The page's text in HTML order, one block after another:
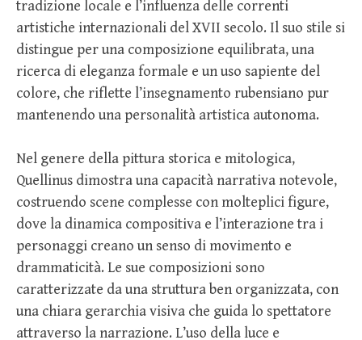
tradizione locale e l’influenza delle correnti
artistiche internazionali del XVII secolo. Il suo stile si
distingue per una composizione equilibrata, una
ricerca di eleganza formale e un uso sapiente del
colore, che riflette l’insegnamento rubensiano pur
mantenendo una personalità artistica autonoma.
Nel genere della pittura storica e mitologica,
Quellinus dimostra una capacità narrativa notevole,
costruendo scene complesse con molteplici figure,
dove la dinamica compositiva e l’interazione tra i
personaggi creano un senso di movimento e
drammaticità. Le sue composizioni sono
caratterizzate da una struttura ben organizzata, con
una chiara gerarchia visiva che guida lo spettatore
attraverso la narrazione. L’uso della luce e